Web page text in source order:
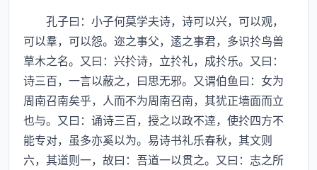
孔子曰：小子何莫学夫诗，诗可以兴，可以观，
可以羣，可以怨。迩之事父，逺之事君，多识扵鸟兽
草木之名。又曰：兴扵诗，立扵礼，成扵乐。又曰：
诗三百，一言以蔽之，曰思无邪。又谓伯鱼曰：女为
周南召南矣乎，人而不为周南召南，其犹正墙面而立
也与。又曰：诵诗三百，授之以政不逹，使扵四方不
能专对，虽多亦奚以为。易诗书礼乐春秋，其文则
六，其道则一，故曰：吾道一以贯之。又曰：志之所